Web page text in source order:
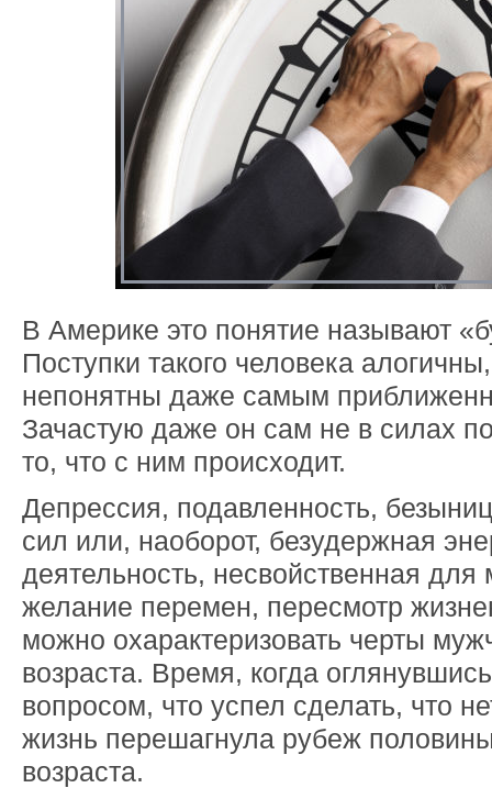
В Америке это понятие называют
Поступки такого человека
непонятны даже самым
Зачастую даже он сам не в силах
то, что с ним происходит.
Депрессия, подавленность,
сил или, наоборот, безудержная
деятельность, несвойственная
желание перемен, пересмотр
можно охарактеризовать черты
возраста. Время, когда
вопросом, что успел сделать, что
жизнь перешагнула рубеж
возраста.